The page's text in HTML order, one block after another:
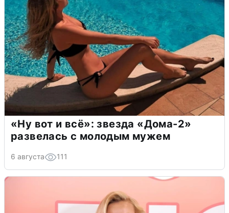
«Ну вот и всё»: звезда «Дома-2»
развелась с молодым мужем
6 августа 111